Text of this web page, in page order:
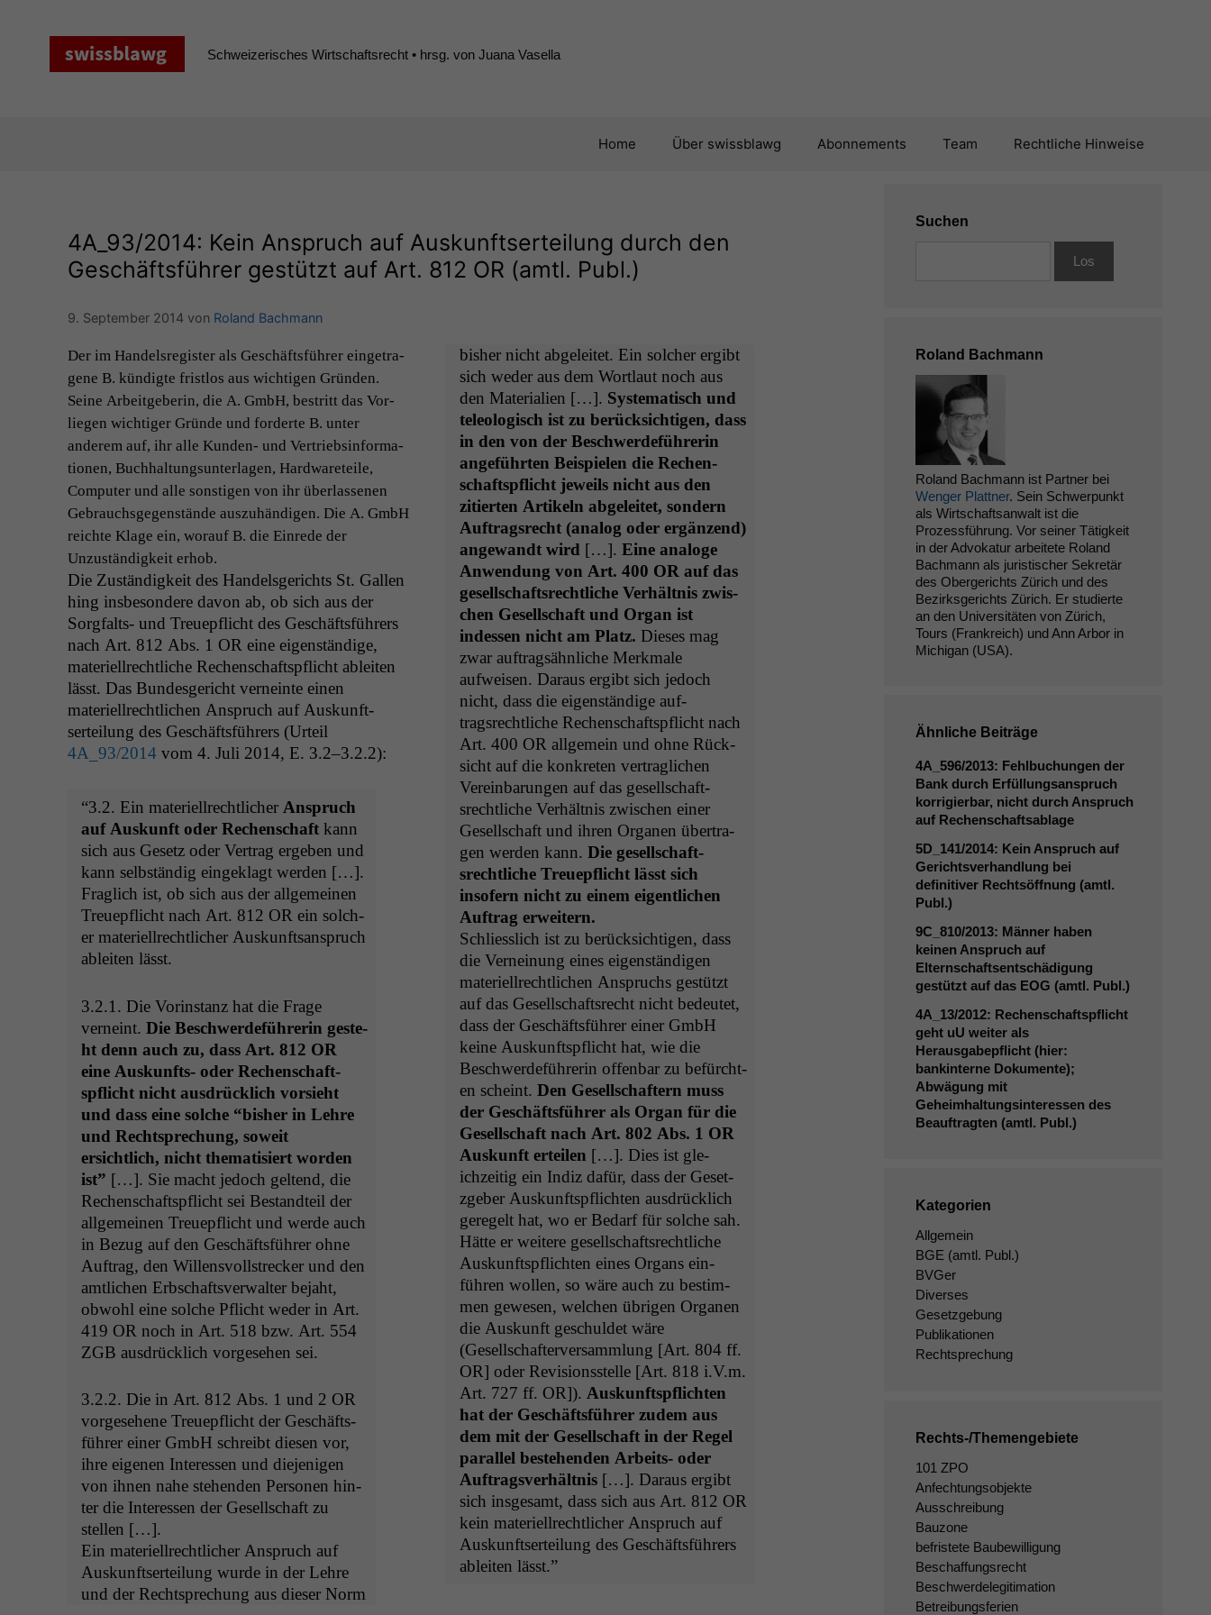
Schweizerisches Wirtschaftsrecht • hrsg. von Juana Vasella
Home Über swissblawg Abonnements Team Rechtliche Hinweise
4A_93/2014: Kein Anspruch auf Auskunftserteilung durch den
Geschäftsführer gestützt auf Art. 812 OR (amtl. Publ.)
9. September 2014 von Roland Bachmann
Der im Han­del­sreg­is­ter als Geschäfts­führer einge­tra­
gene B. kündigte frist­los aus wichti­gen Grün­den.
Seine Arbeit­ge­berin, die A. GmbH, bestritt das Vor­
liegen wichtiger Gründe und forderte B. unter
anderem auf, ihr alle Kun­den- und Ver­trieb­sin­for­ma­
tio­nen, Buch­hal­tung­sun­ter­la­gen, Hard­wareteile,
Com­put­er und alle son­sti­gen von ihr über­lasse­nen
Gebrauchs­ge­gen­stände auszuhändi­gen. Die A. GmbH
reichte Klage ein, worauf B. die Einrede der
Unzuständigkeit erhob.
Die Zuständigkeit des Han­dels­gerichts St. Gallen
hing ins­beson­dere davon ab, ob sich aus der
Sorgfalts- und Treuepflicht des Geschäfts­führers
nach Art. 812 Abs. 1 OR eine eigen­ständi­ge,
materiell­rechtliche Rechen­schaft­spflicht ableit­en
lässt. Das Bun­des­gericht verneinte einen
materiell­rechtlichen Anspruch auf Auskun­ft­
serteilung des Geschäfts­führers (Urteil
4A_93/2014 vom 4. Juli 2014, E. 3.2–3.2.2):
“3.2. Ein materiell­rechtlich­er Anspruch
auf Auskun­ft oder Rechen­schaftkann
sich aus Gesetz oder Ver­trag ergeben und
kann selb­ständig eingeklagt wer­den […].
Fraglich ist, ob sich aus der all­ge­meinen
Treuepflicht nach Art. 812 OR ein solch­
er materiell­rechtlich­er Auskun­ft­sanspruch
ableit­en lässt.
3.2.1. Die Vorin­stanz hat die Frage
verneint. Die Beschw­erde­führerin geste­
ht denn auch zu, dass Art. 812 OR
eine Auskun­fts- oder Rechen­schaft­
spflicht nicht aus­drück­lich vor­sieht
und dass eine solche “bish­er in Lehre
und Recht­sprechung, soweit
ersichtlich, nicht the­ma­tisiert wor­den
ist” […]. Sie macht jedoch gel­tend, die
Rechen­schaft­spflicht sei Bestandteil der
all­ge­meinen Treuepflicht und werde auch
in Bezug auf den Geschäfts­führer ohne
Auf­trag, den Wil­lensvoll­streck­er und den
amtlichen Erb­schaftsver­wal­ter bejaht,
obwohl eine solche Pflicht wed­er in Art.
419 OR noch in Art. 518 bzw. Art. 554
ZGB aus­drück­lich vorge­se­hen sei.
3.2.2. Die in Art. 812 Abs. 1 und 2 OR
vorge­se­hene Treuepflicht der Geschäfts­
führer ein­er GmbH schreibt diesen vor,
ihre eige­nen Inter­essen und diejeni­gen
von ihnen nahe ste­hen­den Per­so­n­en hin­
ter die Inter­essen der Gesellschaft zu
stellen […].
Ein materiell­rechtlich­er Anspruch auf
Auskun­ft­serteilung wurde in der Lehre
und der Recht­sprechung aus dieser Norm
bish­er nicht abgeleit­et. Ein solch­er ergibt
sich wed­er aus dem Wort­laut noch aus
den Mate­ri­alien […]. Sys­tem­a­tisch und
tele­ol­o­gisch ist zu berück­sichti­gen, dass
in den von der Beschw­erde­führerin
ange­führten Beispie­len die Rechen­
schaft­spflicht jew­eils nicht aus den
zitierten Artikeln abgeleit­et, son­dern
Auf­tragsrecht (ana­log oder ergänzend)
ange­wandt wird […]. Eine analoge
Anwen­dung von Art. 400 OR auf das
gesellschaft­srechtliche Ver­hält­nis zwis­
chen Gesellschaft und Organ ist
indessen nicht am Platz. Dieses mag
zwar auf­tragsähn­liche Merk­male
aufweisen. Daraus ergibt sich jedoch
nicht, dass die eigen­ständi­ge auf­
tragsrechtliche Rechen­schaft­spflicht nach
Art. 400 OR all­ge­mein und ohne Rück­
sicht auf die konkreten ver­traglichen
Vere­in­barun­gen auf das gesellschaft­
srechtliche Ver­hält­nis zwis­chen ein­er
Gesellschaft und ihren Orga­nen über­tra­
gen wer­den kann. Die gesellschaft­
srechtliche Treuepflicht lässt sich
insofern nicht zu einem eigentlichen
Auf­trag erweit­ern.
Schliesslich ist zu berück­sichti­gen, dass
die Vernei­n­ung eines eigen­ständi­gen
materiell­rechtlichen Anspruchs gestützt
auf das Gesellschaft­srecht nicht bedeutet,
dass der Geschäfts­führer ein­er GmbH
keine Auskun­ft­spflicht hat, wie die
Beschw­erde­führerin offen­bar zu befürcht­
en scheint. Den Gesellschaftern muss
der Geschäfts­führer als Organ für die
Gesellschaft nach Art. 802 Abs. 1 OR
Auskun­ft erteilen […]. Dies ist gle­
ichzeit­ig ein Indiz dafür, dass der Geset­
zge­ber Auskun­ft­spflicht­en aus­drück­lich
geregelt hat, wo er Bedarf für solche sah.
Hätte er weit­ere gesellschaft­srechtliche
Auskun­ft­spflicht­en eines Organs ein­
führen wollen, so wäre auch zu bes­tim­
men gewe­sen, welchen übri­gen Orga­nen
die Auskun­ft geschuldet wäre
(Gesellschafter­ver­samm­lung [Art. 804 ff.
OR] oder Revi­sion­sstelle [Art. 818 i.V.m.
Art. 727 ff. OR]). Auskun­ft­spflicht­en
hat der Geschäfts­führer zudem aus
dem mit der Gesellschaft in der Regel
par­al­lel beste­hen­den Arbeits- oder
Auf­tragsver­hält­nis […]. Daraus ergibt
sich ins­ge­samt, dass sich aus Art. 812 OR
kein materiell­rechtlich­er Anspruch auf
Auskun­ft­serteilung des Geschäfts­führers
ableit­en lässt.”
Suchen
Roland Bachmann
Roland Bachmann ist Partner bei
Wenger Plattner. Sein Schwerpunkt
als Wirtschaftsanwalt ist die
Prozessführung. Vor seiner Tätigkeit
in der Advokatur arbeitete Roland
Bachmann als juristischer Sekretär
des Obergerichts Zürich und des
Bezirksgerichts Zürich. Er studierte
an den Universitäten von Zürich,
Tours (Frankreich) und Ann Arbor in
Michigan (USA).
Ähnliche Beiträge
4A_596/2013: Fehlbuchungen der
Bank durch Erfüllungsanspruch
korrigierbar, nicht durch Anspruch
auf Rechenschaftsablage
5D_141/2014: Kein Anspruch auf
Gerichtsverhandlung bei
definitiver Rechtsöffnung (amtl.
Publ.)
9C_810/2013: Männer haben
keinen Anspruch auf
Elternschaftsentschädigung
gestützt auf das EOG (amtl. Publ.)
4A_13/2012: Rechenschaftspflicht
geht uU weiter als
Herausgabepflicht (hier:
bankinterne Dokumente);
Abwägung mit
Geheimhaltungsinteressen des
Beauftragten (amtl. Publ.)
Kategorien
Allgemein
BGE (amtl. Publ.)
BVGer
Diverses
Gesetzgebung
Publikationen
Rechtsprechung
Rechts-/Themengebiete
101 ZPO
Anfechtungsobjekte
Ausschreibung
Bauzone
befristete Baubewilligung
Beschaffungsrecht
Beschwerdelegitimation
Betreibungsferien